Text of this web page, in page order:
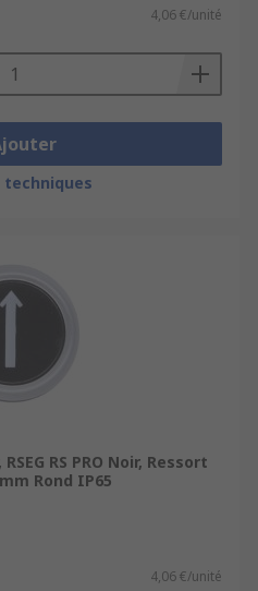
4,06 €/unité
techniques
RS PRO Noir, Ressort
Rond IP65
4,06 €/unité